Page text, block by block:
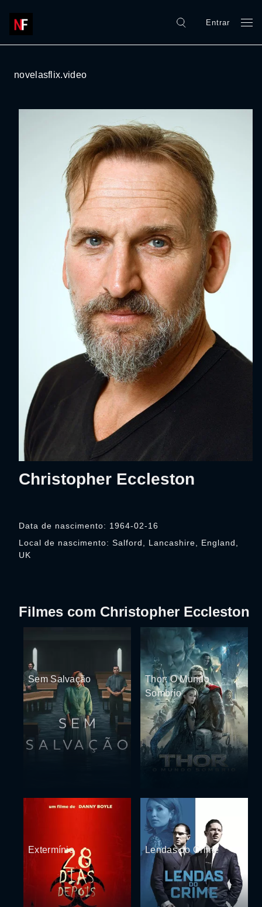
Entrar
novelasflix.video
Christopher Eccleston
Data de nascimento: 1964-02-16
Local de nascimento: Salford, Lancashire, England,
UK
Filmes com Christopher Eccleston
Sem Salvação
Thor: O Mundo
Sombrio
Extermínio Lendas do Crime